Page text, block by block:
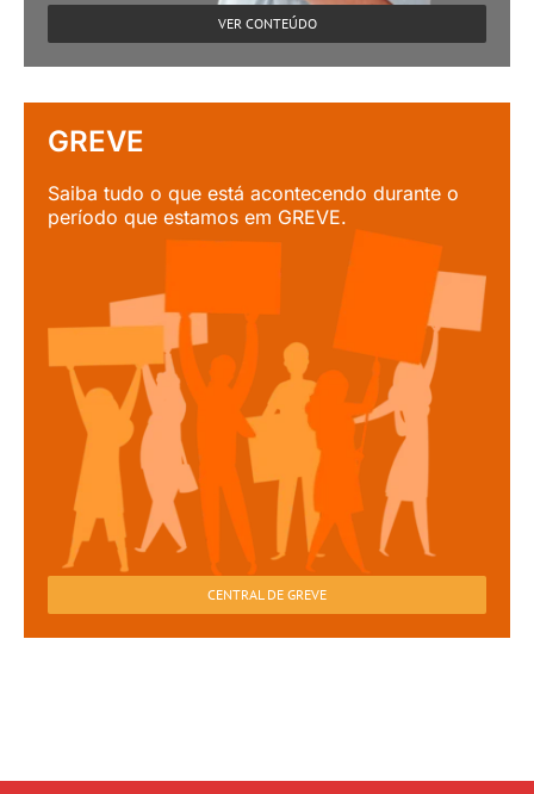
VER CONTEÚDO
GREVE
Saiba tudo o que está acontecendo durante o
período que estamos em GREVE.
CENTRAL DE GREVE